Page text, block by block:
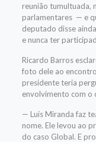
reunião tumultuada,
parlamentares — e
deputado disse
e nunca ter
Ricardo Barros
foto dele ao
presidente teria
envolvimento com o
— Luis Miranda faz
nome. Ele levou ao
do caso Global. E